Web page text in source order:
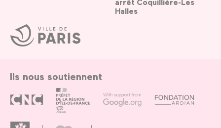
Ville
de
Paris
arrêt Coquillière-Les
Halles
Ils nous soutiennent